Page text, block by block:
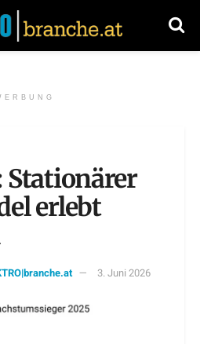
Stationärer
erlebt
3. Juni 2026